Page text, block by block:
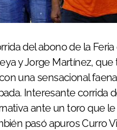
y Jorge Martínez,
una sensacional
Interesante corrida
ante un toro que
pasó apuros Curro